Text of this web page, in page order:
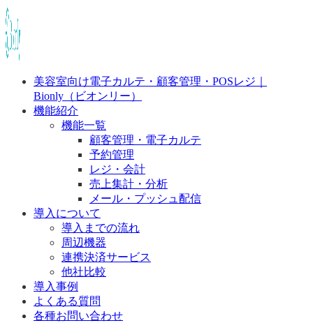
美容室向け電子カルテ・顧客管理・POSレジ｜
Bionly（ビオンリー）
機能紹介
機能一覧
顧客管理・電子カルテ
予約管理
レジ・会計
売上集計・分析
メール・プッシュ配信
導入について
導入までの流れ
周辺機器
連携決済サービス
他社比較
導入事例
よくある質問
各種お問い合わせ